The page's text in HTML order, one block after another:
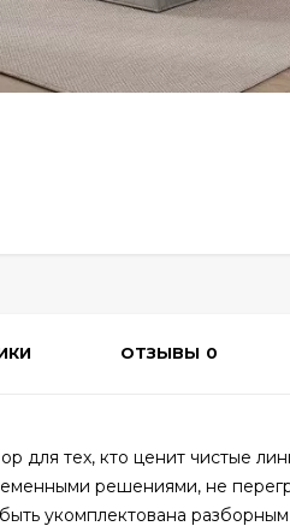
ОТЗЫВЫ 0
для тех, кто ценит чистые
решениями, не
укомплектована